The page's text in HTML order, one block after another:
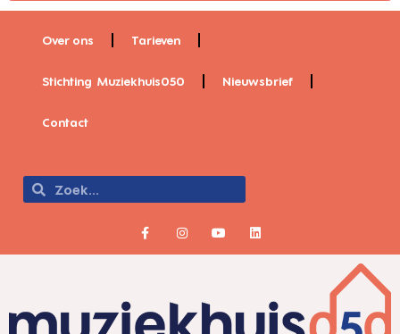
Over ons Tarieven
Stichting Muziekhuis050 Nieuwsbrief
Contact